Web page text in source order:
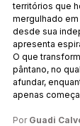
territórios que
mergulhado
desde sua
apresenta
O que
pântano, no
afundar,
apenas
Por Guadi